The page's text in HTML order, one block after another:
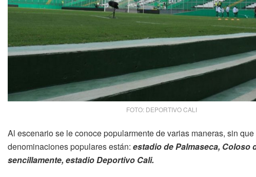
FOTO: DEPORTIVO CALI
Al escenario se le conoce popularmente de varias maneras, sin
denominaciones populares están: estadio de Palmaseca, Coloso
sencillamente, estadio Deportivo Cali.